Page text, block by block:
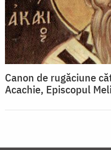
Canon de rugăciune
Acachie, Episcopul